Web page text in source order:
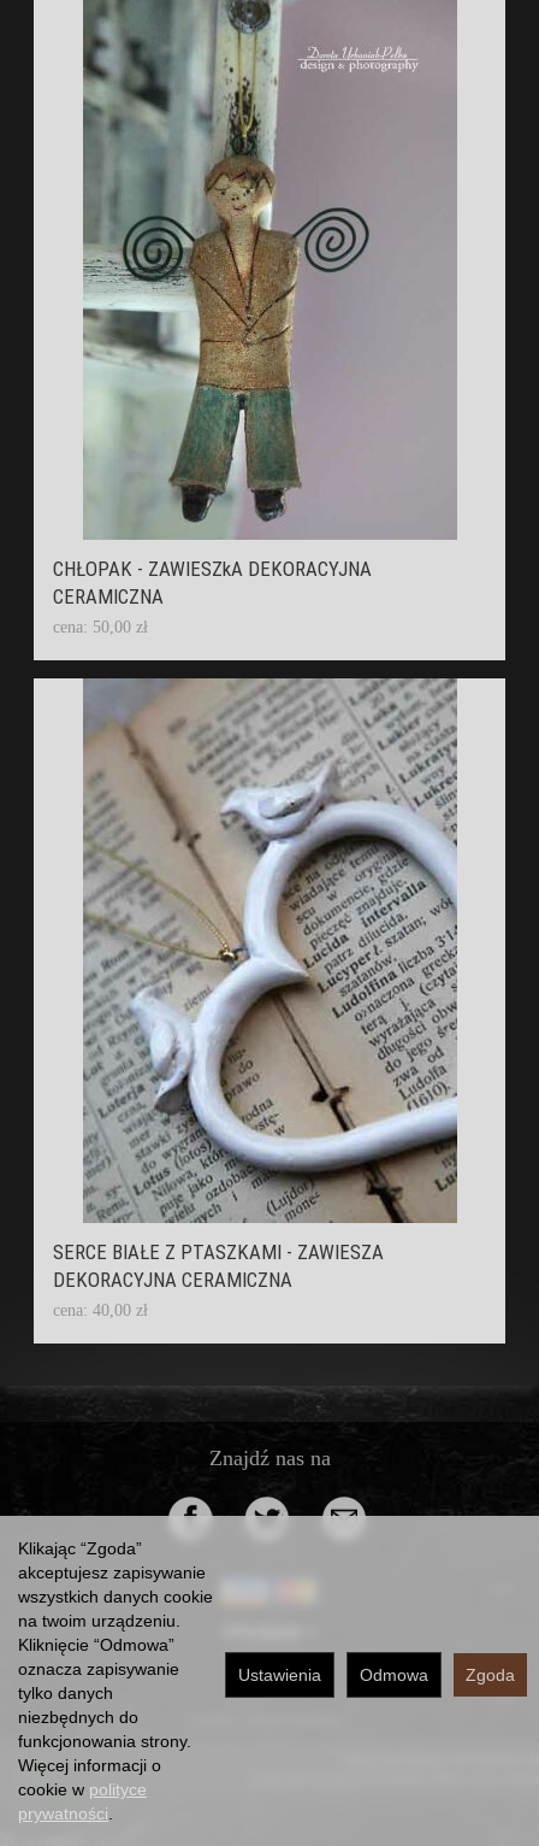
CHŁOPAK - ZAWIESZkA DEKORACYJNA
CERAMICZNA
cena: 50,00 zł
SERCE BIAŁE Z PTASZKAMI - ZAWIESZA
DEKORACYJNA CERAMICZNA
cena: 40,00 zł
Znajdź nas na
Kontakt
Klikając “Zgoda”
akceptujesz zapisywanie
wszystkich danych cookie
na twoim urządzeniu.
Kliknięcie “Odmowa”
oznacza zapisywanie
tylko danych
niezbędnych do
funkcjonowania strony.
Więcej informacji o
cookie w polityce
prywatności
Ustawienia Odmowa Zgoda